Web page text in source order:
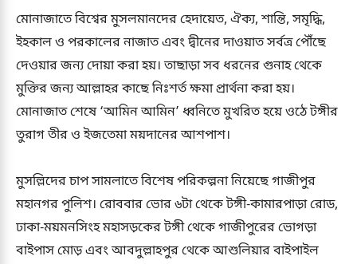
মোনাজাতে বিশ্বের মুসলমানদের হেদায়েত, ঐক্য, শান্তি, সমৃদ্ধি,
ইহকাল ও পরকালের নাজাত এবং দ্বীনের দাওয়াত সর্বত্র পৌঁছে
দেওয়ার জন্য দোয়া করা হয়। তাছাড়া সব ধরনের গুনাহ থেকে
মুক্তির জন্য আল্লাহর কাছে নিঃশর্ত ক্ষমা প্রার্থনা করা হয়।
মোনাজাত শেষে ‘আমিন আমিন’ ধ্বনিতে মুখরিত হয়ে ওঠে টঙ্গীর
তুরাগ তীর ও ইজতেমা ময়দানের আশপাশ।
মুসল্লিদের চাপ সামলাতে বিশেষ পরিকল্পনা নিয়েছে গাজীপুর
মহানগর পুলিশ। রোববার ভোর ৬টা থেকে টঙ্গী-কামারপাড়া রোড,
ঢাকা-ময়মনসিংহ মহাসড়কের টঙ্গী থেকে গাজীপুরের ভোগড়া
বাইপাস মোড় এবং আবদুল্লাহপুর থেকে আশুলিয়ার বাইপাইল